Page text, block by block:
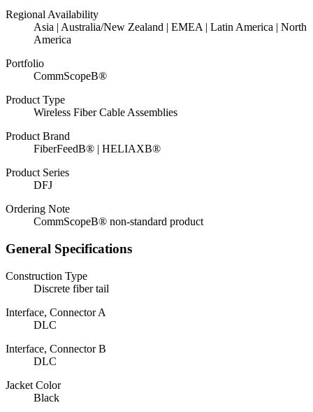
Regional Availability
Asia | Australia/New Zealand | EMEA | Latin America | North
America
Portfolio
CommScopeВ®
Product Type
Wireless Fiber Cable Assemblies
Product Brand
FiberFeedВ® | HELIAXВ®
Product Series
DFJ
Ordering Note
CommScopeВ® non-standard product
General Specifications
Construction Type
Discrete fiber tail
Interface, Connector A
DLC
Interface, Connector B
DLC
Jacket Color
Black